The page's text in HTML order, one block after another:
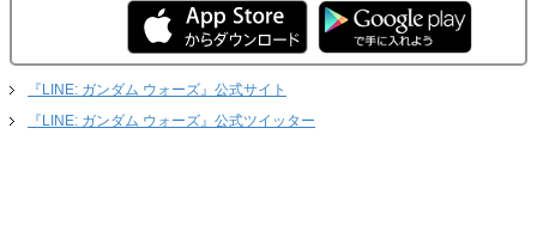
『LINE: ガンダム ウォーズ』公式サイト
『LINE: ガンダム ウォーズ』公式ツイッター